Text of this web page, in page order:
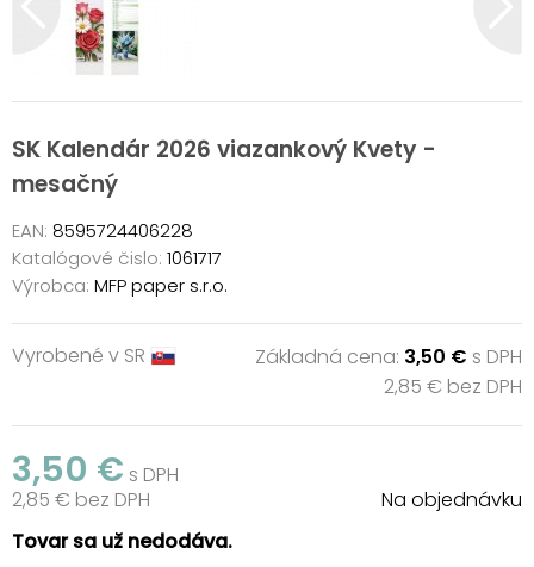
SK Kalendár 2026 viazankový Kvety -
mesačný
EAN: 8595724406228
Katalógové čislo: 1061717
Výrobca: MFP paper s.r.o.
Vyrobené v SR Základná cena: 3,50 € s DPH
2,85 € bez DPH
3,50 € s DPH
2,85 € bez DPH
Na objednávku
Tovar sa už nedodáva.